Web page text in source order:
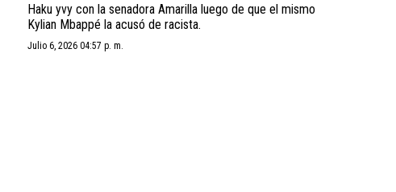
Haku yvy con la senadora Amarilla luego de que el mismo
Kylian Mbappé la acusó de racista.
Julio 6, 2026 04:57 p. m.